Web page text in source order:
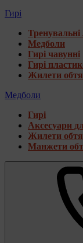
Гирі
Медболи
Гирі чавунні
Гирі
Жилети
Медболи
Гирі
Аксесуари
Жилети
Манжети